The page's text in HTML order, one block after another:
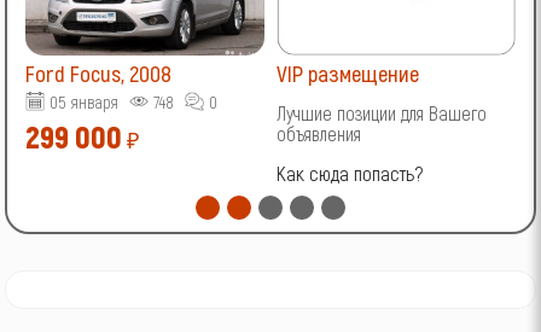
Ford Focus, 2008
05 января 748 0
299 000 ₽
VIP размещение
Лучшие позиции для Вашего
объявления
Как сюда попасть?